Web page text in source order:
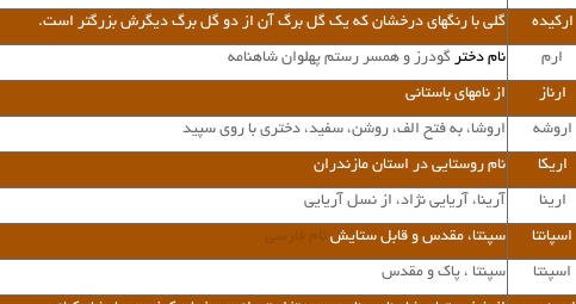
ارکیده گلی با رنگهای درخشان که یک گل برگ آن از دو گل برگ دیگرش بزرگتر است.
ارم نام دختر گودرز و همسر رستم پهلوان شاهنامه
ارناز از نامهای باستانی
اروشه اروشا، به فتح الف، روشن، سفید، دختری با روی سپید
اریکا نام روستایی در استان مازندران
ارینا آرینا، آریایی نژاد، از نسل آریایی
اسپانتا سپنتا، مقدس و قابل ستایش نام فارسی
اسپنتا سپنتا ، پاک و مقدس